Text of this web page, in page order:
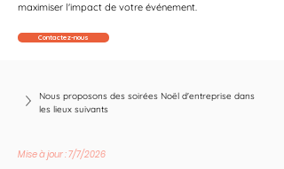
maximiser l'impact de votre événement.
Contactez-nous
Nous proposons des soirées Noël d'entreprise dans
les lieux suivants
Mise à jour : 7/7/2026